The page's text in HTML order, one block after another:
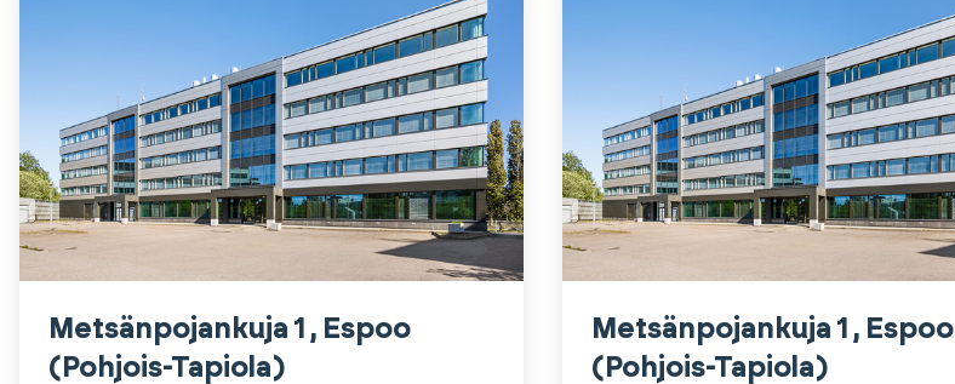
Metsänpojankuja 1 , Espoo
(Pohjois-Tapiola)
Metsänpojankuja 1 , Espoo
(Pohjois-Tapiola)